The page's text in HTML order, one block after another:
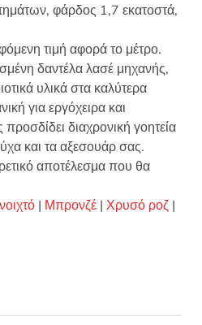
φάρδος 1,7 εκατοστά,
τιμή αφορά το μέτρο.
δαντέλα λασέ μηχανής,
υλικά στα καλύτερα
για εργόχειρα και
διαχρονική γοητεία
και τα αξεσουάρ σας.
αποτέλεσμα που θα
| Μπρονζέ | Χρυσό ροζ |